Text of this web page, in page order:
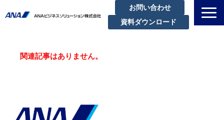
お問い合わせ
資料ダウンロード
解決できる課題
関連記事はありません。